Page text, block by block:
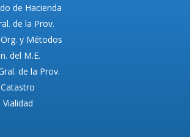
de Hacienda
de la Prov.
y Métodos
del M.E.
de la Prov.